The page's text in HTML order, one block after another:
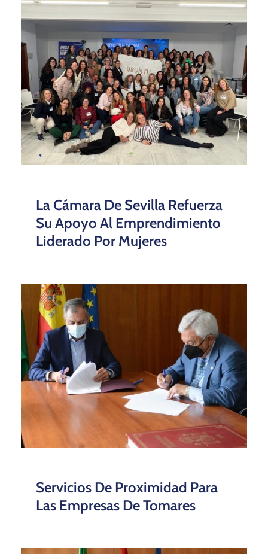
La Cámara De Sevilla Refuerza
Su Apoyo Al Emprendimiento
Liderado Por Mujeres
Servicios De Proximidad Para
Las Empresas De Tomares